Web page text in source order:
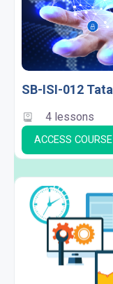
4 lessons
ACCESS COURSE